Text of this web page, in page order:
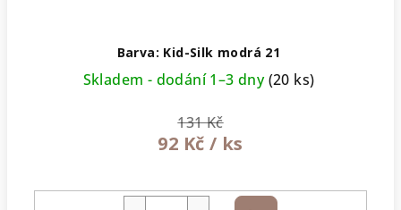
Barva: Kid-Silk modrá 21
Skladem - dodání 1–3 dny(20 ks)
131 Kč
92 Kč / ks